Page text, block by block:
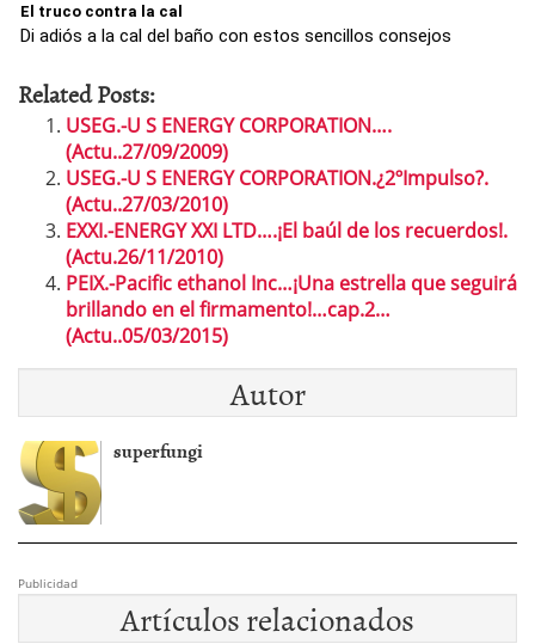
El truco contra la cal
Di adiós a la cal del baño con estos sencillos consejos
Related Posts:
USEG.-U S ENERGY CORPORATION….
(Actu..27/09/2009)
USEG.-U S ENERGY CORPORATION.¿2ºImpulso?.
(Actu..27/03/2010)
EXXI.-ENERGY XXI LTD….¡El baúl de los recuerdos!.
(Actu.26/11/2010)
PEIX.-Pacific ethanol Inc…¡Una estrella que seguirá
brillando en el firmamento!…cap.2…
(Actu..05/03/2015)
Autor
superfungi
Publicidad
Artículos relacionados